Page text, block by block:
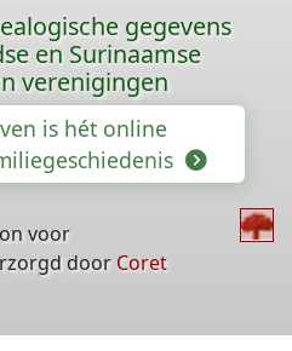
gegevens
en Surinaamse
verenigingen
is hét online
voor
door Coret